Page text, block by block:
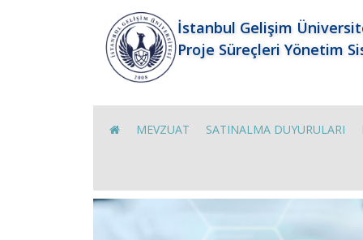
İstanbul Gelişim
Proje Süreçleri Yönetim
MEVZUAT SATINALMA DUYURULARI